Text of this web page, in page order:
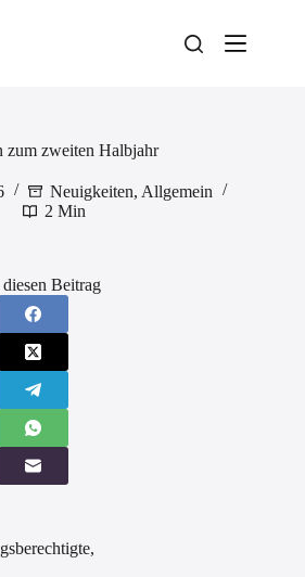
zum zweiten Halbjahr
Neuigkeiten, Allgemein
2 Min
Beitrag